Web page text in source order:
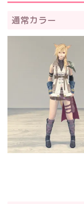
通常カラー